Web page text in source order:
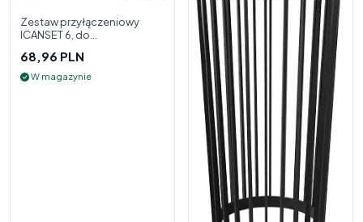
Zestaw przyłączeniowy
ICANSET 6, do
68,96 PLN
W magazynie